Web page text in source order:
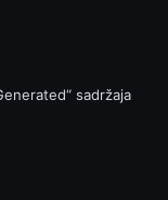
sadržaja